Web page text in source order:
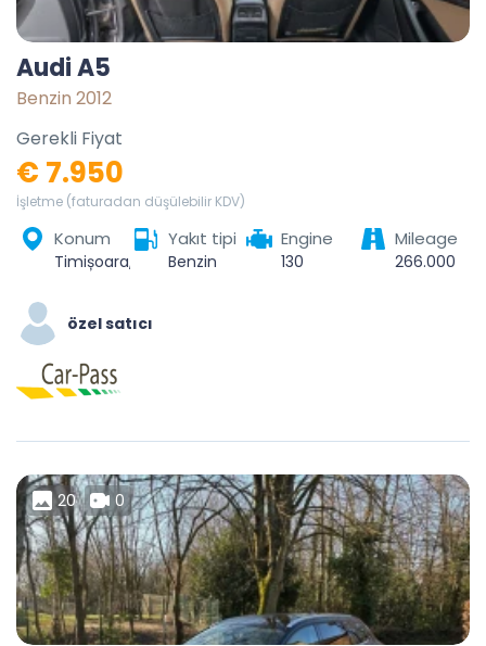
Audi A5
Benzin 2012
Gerekli Fiyat
€ 7.950
İşletme (faturadan düşülebilir KDV)
Konum Yakıt tipi
Benzin
Engine
130
Mileage
266.000
özel satıcı
20 0